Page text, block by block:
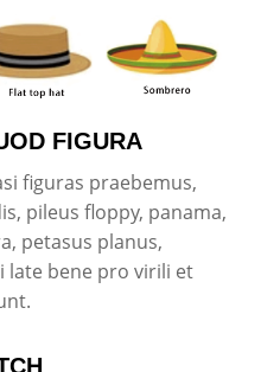
FIGURA
figuras praebemus,
pileus floppy, panama,
petasus planus,
late bene pro virili et